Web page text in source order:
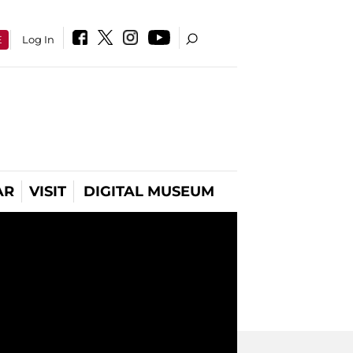
Log In
VISIT DIGITAL MUSEUM